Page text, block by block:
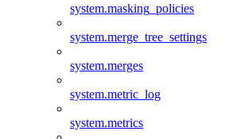
system.masking_policies
system.merge_tree_settings
system.merges
system.metric_log
system.metrics